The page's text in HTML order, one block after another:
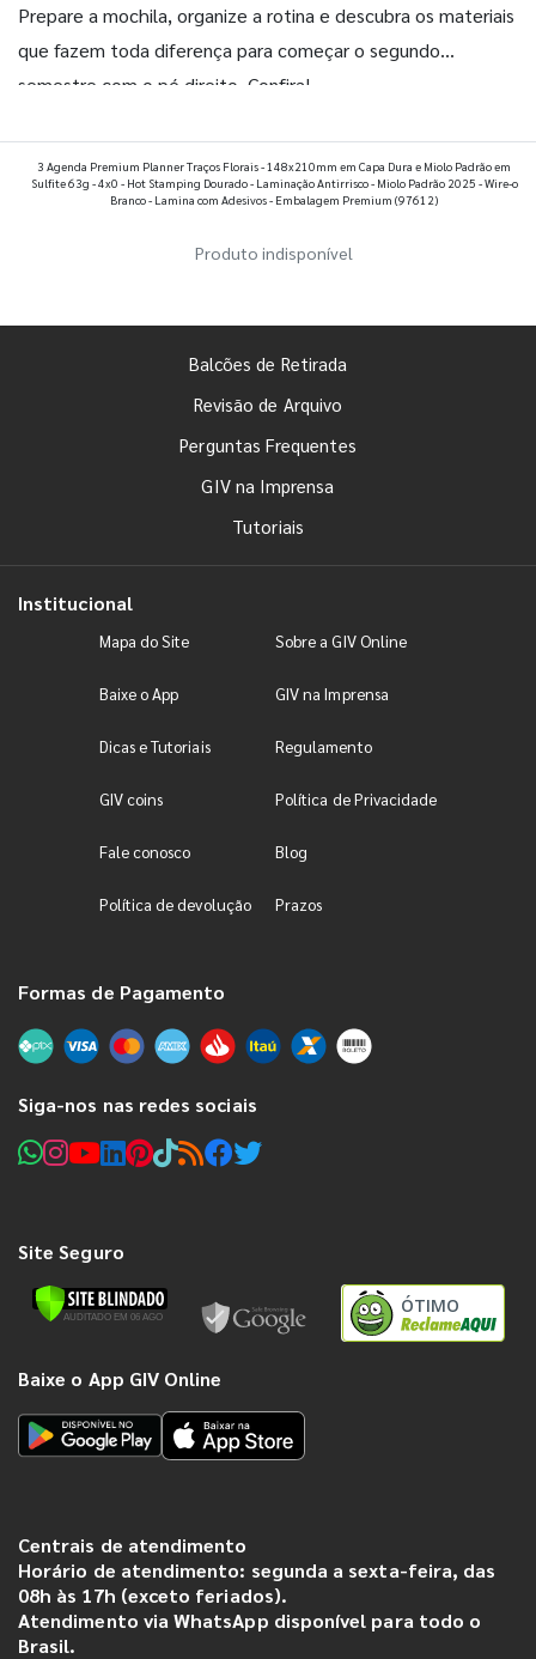
Prepare a mochila, organize a rotina e descubra os materiais
que fazem toda diferença para começar o segundo
semestre com o pé direito. Confira!
3 Agenda Premium Planner Traços Florais - 148x210mm em Capa Dura e Miolo Padrão em
Sulfite 63g - 4x0 - Hot Stamping Dourado - Laminação Antirrisco - Miolo Padrão 2025 - Wire-o
Branco - Lamina com Adesivos - Embalagem Premium (97612)
Produto indisponível
Balcões de Retirada
Revisão de Arquivo
Perguntas Frequentes
GIV na Imprensa
Tutoriais
Institucional
Mapa do Site Sobre a GIV Online
Baixe o App GIV na Imprensa
Dicas e Tutoriais Regulamento
GIV coins Política de Privacidade
Fale conosco Blog
Política de devolução Prazos
Formas de Pagamento
Siga-nos nas redes sociais
Site Seguro
ÓTIMO
Baixe o App GIV Online
Centrais de atendimento
Horário de atendimento: segunda a sexta-feira, das
08h às 17h (exceto feriados).
Atendimento via WhatsApp disponível para todo o
Brasil.